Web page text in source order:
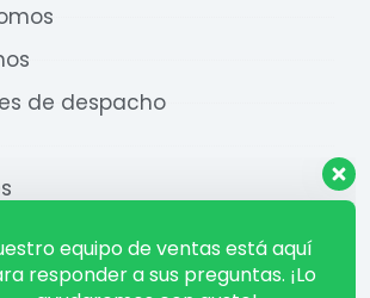
de despacho
responder a sus preguntas. ¡Lo
ayudaremos con gusto!